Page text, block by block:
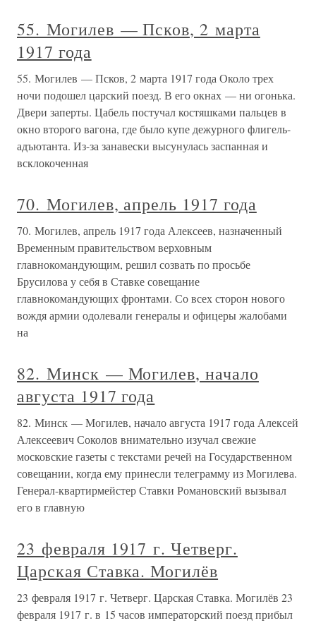
55. Могилев — Псков, 2 марта
1917 года
55. Могилев — Псков, 2 марта 1917 года Около трех
ночи подошел царский поезд. В его окнах — ни огонька.
Двери заперты. Цабель постучал костяшками пальцев в
окно второго вагона, где было купе дежурного флигель-
адъютанта. Из-за занавески высунулась заспанная и
всклокоченная
70. Могилев, апрель 1917 года
70. Могилев, апрель 1917 года Алексеев, назначенный
Временным правительством верховным
главнокомандующим, решил созвать по просьбе
Брусилова у себя в Ставке совещание
главнокомандующих фронтами. Со всех сторон нового
вождя армии одолевали генералы и офицеры жалобами
на
82. Минск — Могилев, начало
августа 1917 года
82. Минск — Могилев, начало августа 1917 года Алексей
Алексеевич Соколов внимательно изучал свежие
московские газеты с текстами речей на Государственном
совещании, когда ему принесли телеграмму из Могилева.
Генерал-квартирмейстер Ставки Романовский вызывал
его в главную
23 февраля 1917 г. Четверг.
Царская Ставка. Могилёв
23 февраля 1917 г. Четверг. Царская Ставка. Могилёв 23
февраля 1917 г. в 15 часов императорский поезд прибыл